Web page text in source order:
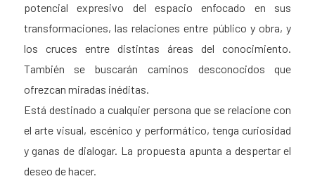
potencial expresivo del espacio enfocado en sus
transformaciones, las relaciones entre público y obra, y
los cruces entre distintas áreas del conocimiento.
También se buscarán caminos desconocidos que
ofrezcan miradas inéditas.
Está destinado a cualquier persona que se relacione con
el arte visual, escénico y performático, tenga curiosidad
y ganas de dialogar. La propuesta apunta a despertar el
deseo de hacer.